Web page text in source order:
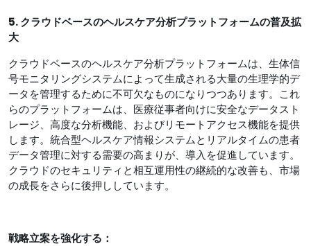
5. クラウドベースのヘルスケア分析プラットフォームの普及拡
大
クラウドベースのヘルスケア分析プラットフォームは、生体信
号モニタリングシステムによって生成される大量の生理学的デ
ータを管理するために不可欠なものになりつつあります。これ
らのプラットフォームは、医療従事者向けに安全なデータスト
レージ、高度な分析機能、およびリモートアクセス機能を提供
します。統合型ヘルスケア情報システムとリアルタイムの患者
データ管理に対する需要の高まりが、導入を促進しています。
クラウドのセキュリティと相互運用性の継続的な改善も、市場
の成長をさらに後押ししています。
戦略立案を強化する：